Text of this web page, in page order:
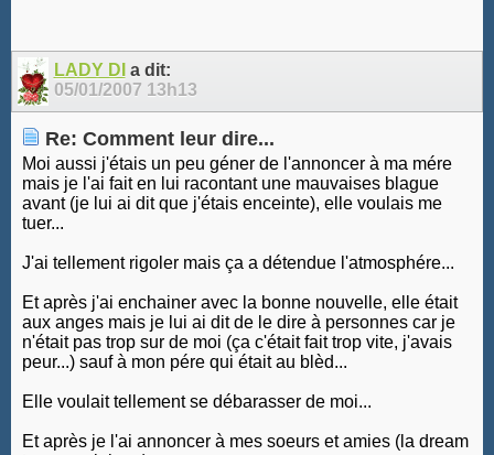
LADY DI a dit:
05/01/2007 13h13
Re: Comment leur dire...
Moi aussi j'étais un peu géner de l'annoncer à ma mére
mais je l'ai fait en lui racontant une mauvaises blague
avant (je lui ai dit que j'étais enceinte), elle voulais me
tuer...
J'ai tellement rigoler mais ça a détendue l'atmosphére...
Et après j'ai enchainer avec la bonne nouvelle, elle était
aux anges mais je lui ai dit de le dire à personnes car je
n'était pas trop sur de moi (ça c'était fait trop vite, j'avais
peur...) sauf à mon pére qui était au blèd...
Elle voulait tellement se débarasser de moi...
Et après je l'ai annoncer à mes soeurs et amies (la dream